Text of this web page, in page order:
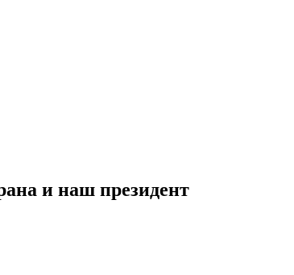
и наш президент